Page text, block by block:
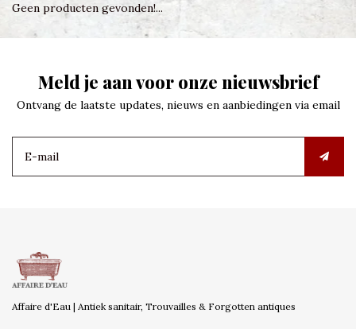
Geen producten gevonden!...
Meld je aan voor onze nieuwsbrief
Ontvang de laatste updates, nieuws en aanbiedingen via email
Affaire d'Eau | Antiek sanitair, Trouvailles & Forgotten antiques